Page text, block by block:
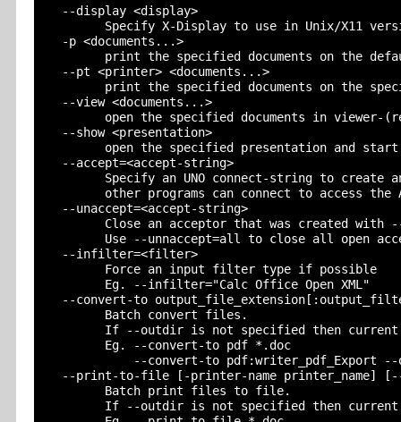
  --display <display>
Specify X-Display to use in Unix/X11
  -p <documents...>
print the specified documents on the
  --pt <printer> <documents...>
print the specified documents on the
  --view <documents...>
open the specified documents in viewer-
  --show <presentation>
open the specified presentation and
  --accept=<accept-string>
Specify an UNO connect-string to create
other programs can connect to access the
  --unaccept=<accept-string>
Close an acceptor that was created with
Use --unnaccept=all to close all open
  --infilter=<filter>
        Force an input filter type if possible
        Eg. --infilter="Calc Office Open XML"
--convert-to
        Batch convert files.
If --outdir is not specified then
        Eg. --convert-to pdf *.doc
--convert-to pdf:writer_pdf_Export
--print-to-file [-printer-name printer_name]
        Batch print files to file.
If --outdir is not specified then